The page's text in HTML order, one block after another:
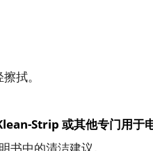
拭。
Strip 或其他专门用于